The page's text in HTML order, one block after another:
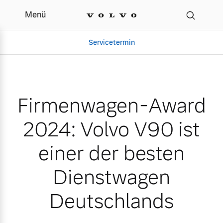
Firmenwagen-Award
Menü
Servicetermin
Aktuelle Zubehörangebote
Volvo Gebrauchtwagenbörse
Über uns
Firmenwagen-Award
2024: Volvo V90 ist
einer der besten
Dienstwagen
Deutschlands